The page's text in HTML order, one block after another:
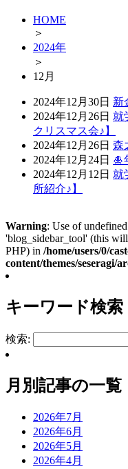
HOME
＞
2024年
＞
12 月
2024年12月30日 新
2024年12月26日 就
クリスマス会♪】
2024年12月26日 森
2024年12月24日 🎍
2024年12月12日 就
所紹介♪】
Warning: Use of
'blog_sidebar_tool' (this
PHP) in /home/users/0/
content/themes/seseragi/
キーワード検索
検索:
月別記事の一覧
2026年7月
2026年6月
2026年5月
2026年4月